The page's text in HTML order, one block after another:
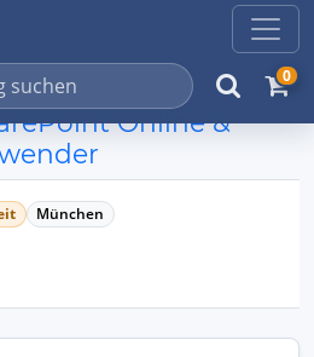
0
Online &
München